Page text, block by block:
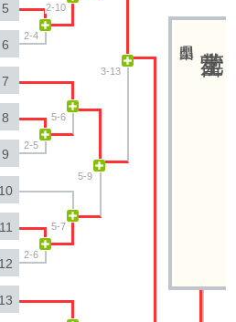
5
6
7
8
9
10
11
12
13
2-4
2-5
2-6
2-10
5-6
5-7
5-9
3-13